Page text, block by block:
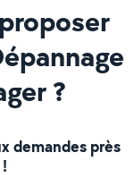
?
demandes près